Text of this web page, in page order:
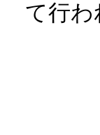
て行